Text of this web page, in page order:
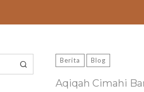
Berita Blog
Aqiqah Cimahi